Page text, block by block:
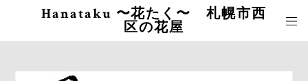
Hanataku 〜花たく〜 札幌市西
区の花屋